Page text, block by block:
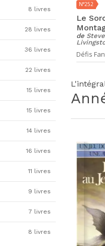
N°252
Le
de
Défis
8 livres
28 livres
36 livres
22 livres
15 livres
15 livres
14 livres
16 livres
11 livres
9 livres
7 livres
8 livres